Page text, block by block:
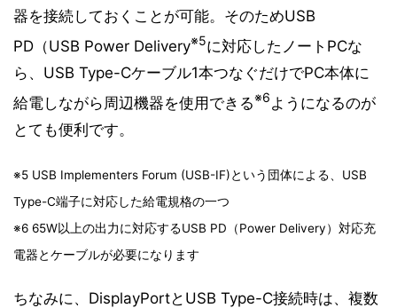
器を接続しておくことが可能。そのためUSB
PD（USB Power Delivery※5に対応したノートPCな
ら、USB Type-Cケーブル1本つなぐだけでPC本体に
給電しながら周辺機器を使用できる※6ようになるのが
とても便利です。
※5 USB Implementers Forum (USB-IF)という団体による、USB
Type-C端子に対応した給電規格の一つ
※6 65W以上の出力に対応するUSB PD（Power Delivery）対応充
電器とケーブルが必要になります
ちなみに、DisplayPortとUSB Type-C接続時は、複数